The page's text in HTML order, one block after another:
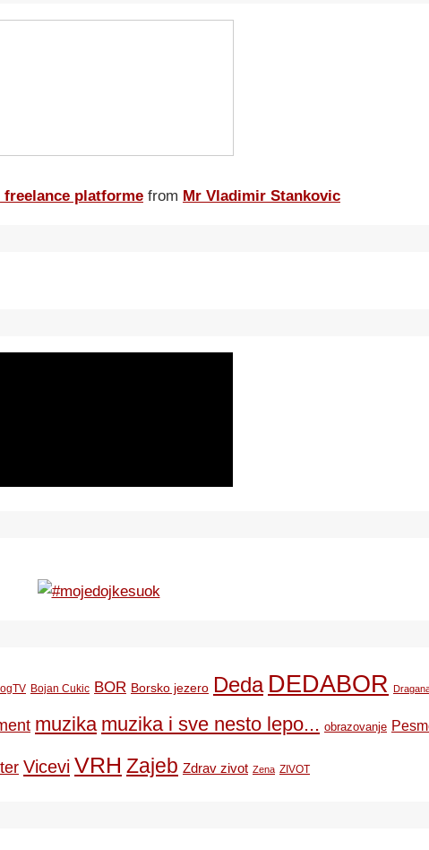
freelance platforme from Mr Vladimir Stankovic
Bojan Cukic BOR Borsko jezero Deda DEDABOR
muzika muzika i sve nesto lepo... obrazovanje
Vicevi VRH Zajeb Zdrav zivot Zena ZIVOT